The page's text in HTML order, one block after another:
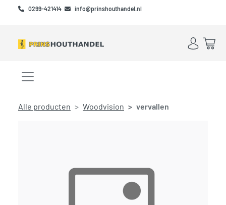
Skip to main content
Skip to footer
0299-421414 info@prinshouthandel.nl
Account
Menu openen/sluiten
Alle producten Woodvision vervallen